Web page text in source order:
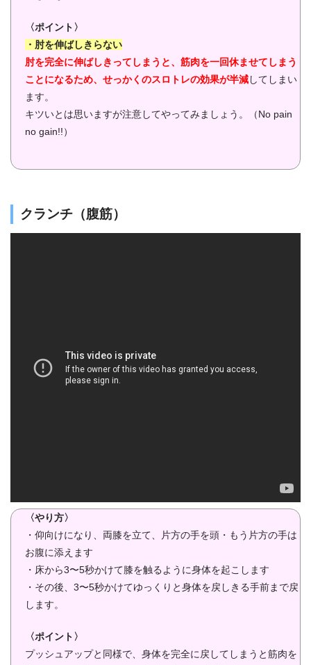
〈ポイント〉
・肘を伸ばしきらない
肘を完全に伸ばしきってしまうと、筋肉を一回休ませてしまう
ことになるため、せっかくのスロトレの効果が半減してしまい
ます。
キツいとは思いますが注意してやってみましょう。（No pain
no gain!!）
クランチ（腹筋）
〈やり方〉
・仰向けになり、両膝を立て、片方の手を頭・もう片方の手は
お腹に添えます
・床から3〜5秒かけて膝を触るように身体を起こします
・その後、3〜5秒かけてゆっくりと身体を戻しきる手前まで戻
します。
〈ポイント〉
プッシュアップと同様で、身体を完全に戻してしまうと筋肉を